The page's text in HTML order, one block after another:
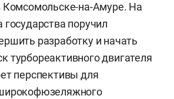
Комсомольске-на-Амуре. На
поручил
разработку и начать
турбореактивного двигателя
перспективы для